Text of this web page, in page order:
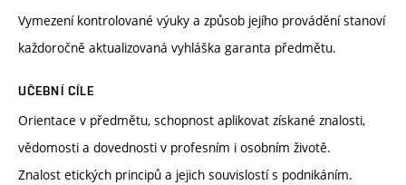
Vymezení kontrolované výuky a způsob jejího provádění stanoví
každoročně aktualizovaná vyhláška garanta předmětu.
UČEBNÍ CÍLE
Orientace v předmětu, schopnost aplikovat získané znalosti,
vědomosti a dovednosti v profesním i osobním životě.
Znalost etických principů a jejich souvislostí s podnikáním.